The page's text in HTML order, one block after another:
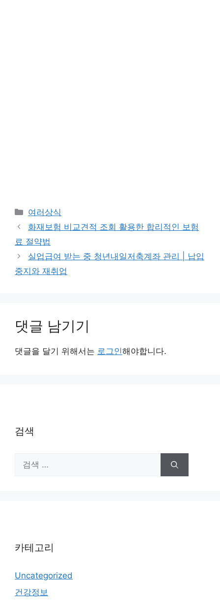
카
테
리
여러상식
화재보험 비교견적 조회 활용한 합리적인 보험
료 절약법
실업급여 받는 중 청년내일저축계좌 관리 | 납입
중지와 재취업
댓글 남기기
댓글을 달기 위해서는 로그인해야합니다.
검색
색:
카테고리
Uncategorized
건강정보